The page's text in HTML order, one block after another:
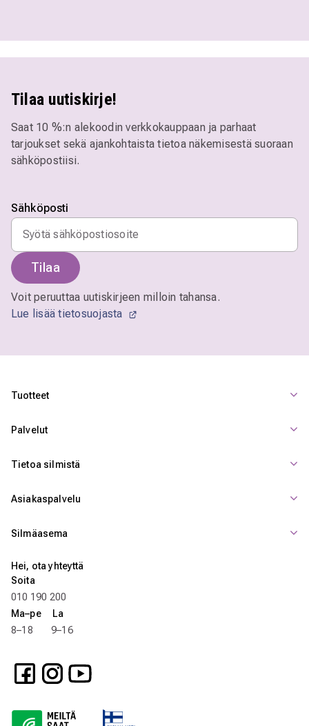
Tilaa uutiskirje!
Saat 10 %:n alekoodin verkkokauppaan ja parhaat
tarjoukset sekä ajankohtaista tietoa näkemisestä suoraan
sähköpostiisi.
Sähköposti
Tilaa
Voit peruuttaa uutiskirjeen milloin tahansa.
Lue lisää tietosuojasta
Tuotteet
Palvelut
Tietoa silmistä
Asiakaspalvelu
Silmäasema
Hei, ota yhteyttä
Soita
010 190 200
Ma–pe La
8–18 9–16